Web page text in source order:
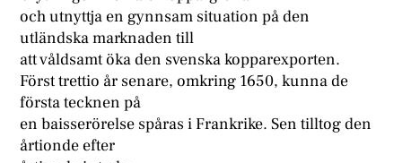
och utnyttja en gynnsam situation på den
utländska marknaden till
att våldsamt öka den svenska kopparexporten.
Först trettio år senare, omkring 1650, kunna de
första tecknen på
en baisserörelse spåras i Frankrike. Sen tilltog den
årtionde efter